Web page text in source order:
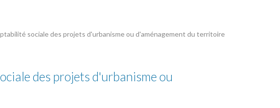
sociale des projets d'urbanisme ou d'aménagement du territoire
des projets d'urbanisme ou